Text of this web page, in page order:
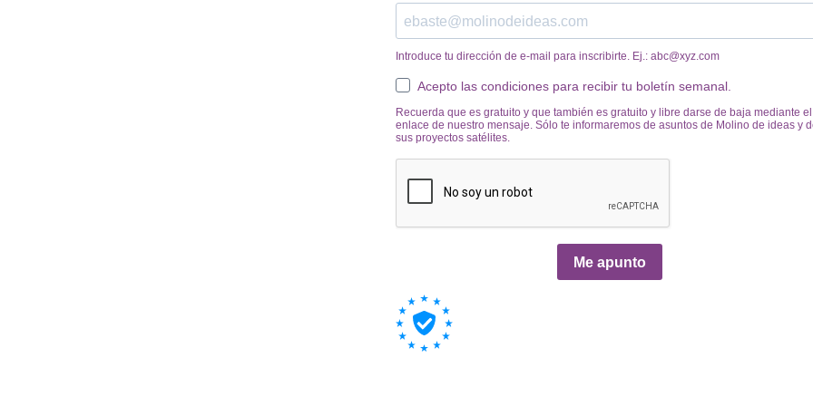
Introduce tu dirección de e-mail para inscribirte. Ej.: abc@xyz.com
Acepto las condiciones para recibir tu boletín semanal.
Recuerda que es gratuito y que también es gratuito y libre darse de baja mediante el
enlace de nuestro mensaje. Sólo te informaremos de asuntos de Molino de ideas y
sus proyectos satélites.
Me apunto